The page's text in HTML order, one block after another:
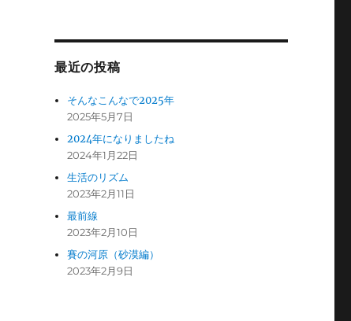
最近の投稿
そんなこんなで2025年
2025年5月7日
2024年になりましたね
2024年1月22日
生活のリズム
2023年2月11日
最前線
2023年2月10日
賽の河原（砂漠編）
2023年2月9日